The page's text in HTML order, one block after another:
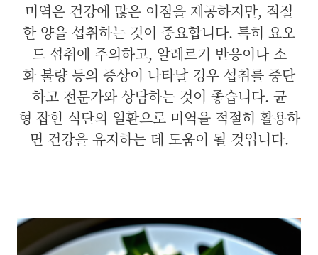
미역은 건강에 많은 이점을 제공하지만, 적절
한 양을 섭취하는 것이 중요합니다. 특히 요오
드 섭취에 주의하고, 알레르기 반응이나 소
화 불량 등의 증상이 나타날 경우 섭취를 중단
하고 전문가와 상담하는 것이 좋습니다. 균
형 잡힌 식단의 일환으로 미역을 적절히 활용하
면 건강을 유지하는 데 도움이 될 것입니다.